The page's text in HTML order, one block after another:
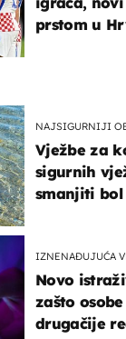
NAJSIGURNIJI
Vježbe za
sigurnih
smanjiti
IZNENAĐUJUĆA
Novo
zašto
drugačije
prstom u